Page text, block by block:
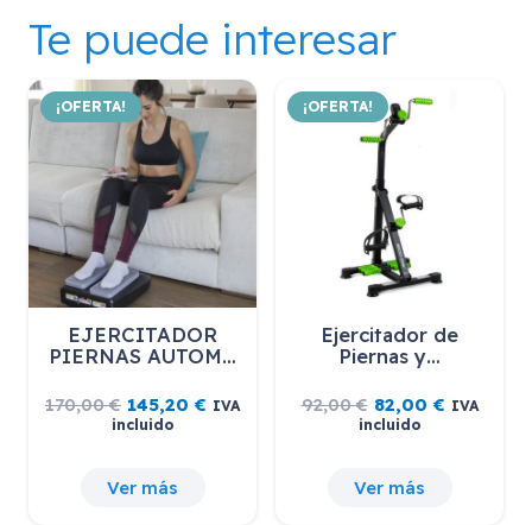
Te puede interesar
¡OFERTA!
EJERCITADOR
PIERNAS AUTOM…
170,00€ El
precio
170,00 €.
145,20€ El
IVA
incluido
Ver más
¡OFERTA!
Ejercitador de
Piernas y…
92,00€ El
precio
92,00 €.
82,00€ElIVA
incluido
Ver más